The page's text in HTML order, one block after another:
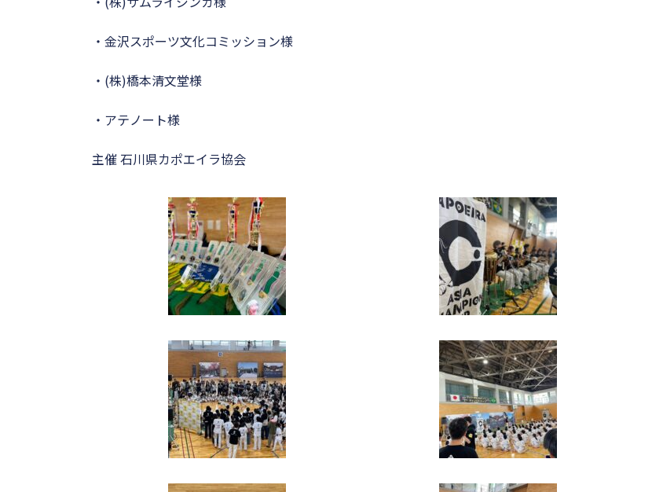
・金沢スポーツ文化コミッション様
・(株)橋本清文堂様
・アテノート様
主催 石川県カポエイラ協会